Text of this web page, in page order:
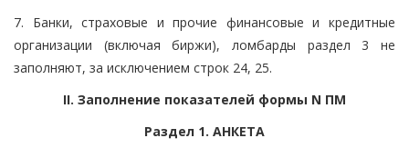
7. Банки, страховые и прочие финансовые и кредитные
организации (включая биржи), ломбарды раздел 3 не
заполняют, за исключением строк 24, 25.
II. Заполнение показателей формы N ПМ
Раздел 1. АНКЕТА